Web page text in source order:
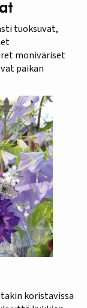
tuoksuvat,
moniväriset
paikan
koristavissa